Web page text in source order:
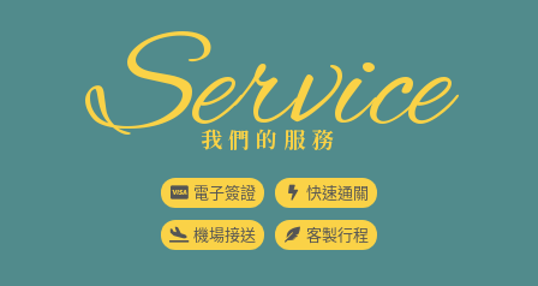
Service
我們的服務
電子簽證 快速通關
機場接送 客製行程